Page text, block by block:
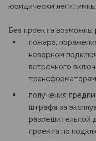
юридически
Без проекта возможны
пожара,
неверном
встречного
получения
штрафа за
разрешительной
проекта по